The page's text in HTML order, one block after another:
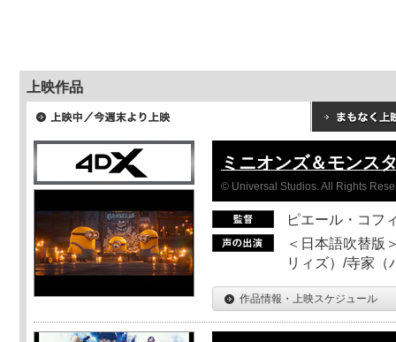
上映作品
ミニオンズ＆モンス
© Universal Studios. All Rights
ピエール・コフ
＜日本語吹替版
リィズ）/寺家（
作品情報・上映スケジュール